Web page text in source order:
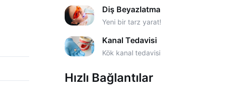
Diş Beyazlatma
Yeni bir tarz yarat!
Kanal Tedavisi
Kök kanal tedavisi
Hızlı Bağlantılar